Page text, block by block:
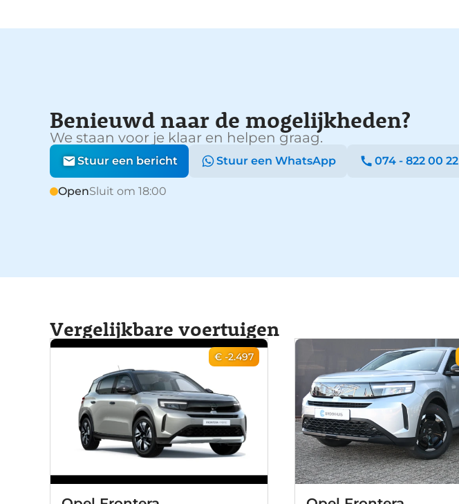
Benieuwd naar de mogelijkheden?
We staan voor je klaar en helpen graag.
Stuur een bericht Stuur een WhatsApp 074 - 822 00 22
OpenSluit om 18:00
Vergelijkbare voertuigen
€ -2.497